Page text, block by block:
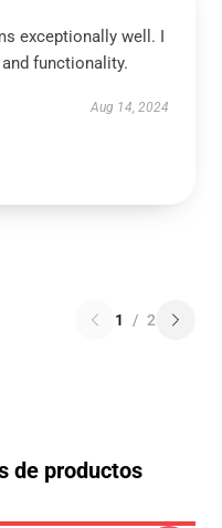
exceptionally well. I
functionality.
Aug 14, 2024
1 / 2
de productos